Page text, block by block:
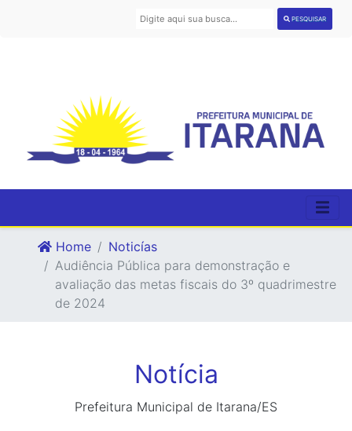
PESQUISAR
Home
Noticías
Audiência Pública para demonstração e
avaliação das metas fiscais do 3º quadrimestre
de 2024
Notícia
Prefeitura Municipal de Itarana/ES